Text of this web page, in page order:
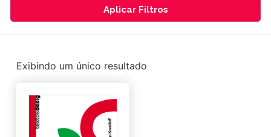
Aplicar Filtros
Exibindo um único resultado